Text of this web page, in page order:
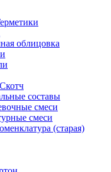
облицовка
составы
смеси
смеси
(старая)